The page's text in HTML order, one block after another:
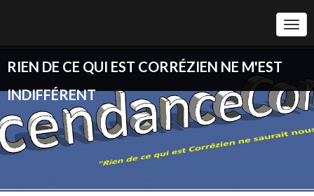
RIEN DE CE QUI EST CORRÉZIEN NE M'EST
INDIFFÉRENT